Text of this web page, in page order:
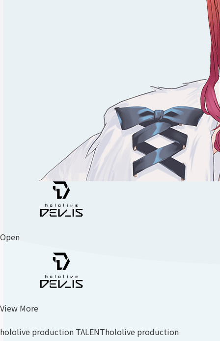
Open
View More
hololive production TALENThololive production